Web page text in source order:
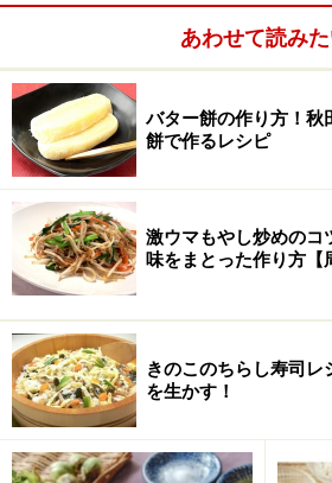
7.蒸し上がり。
冷めてから切り分ける。
※詰める重箱の型を頭に入れた上
を決めてください。塩の分量は目
減して下さい。
●次のページでは鶏肉とゆで卵を使
す。
あわせて読み
バター餅の作り方！秋
餅で作るレシピ
激ウマもやし炒めのコ
味をまとった作り方【
きのこのちらし寿司
を生かす！